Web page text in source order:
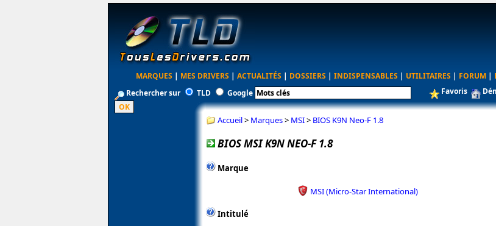
MARQUES | MES DRIVERS | ACTUALITÉS | DOSSIERS | INDISPENSABLES | UTILITAIRES | FORUM |
Rechercher sur
TLD Google Favoris
Accueil> Marques> MSI> BIOS K9N Neo-F 1.8
BIOS MSI K9N NEO-F 1.8
Marque
MSI (Micro-Star International)
Intitulé